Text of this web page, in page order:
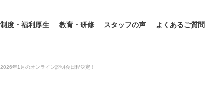
制度・福利厚生 教育・研修 スタッフの声 よくあるご質問
2026年1月のオンライン説明会日程決定！